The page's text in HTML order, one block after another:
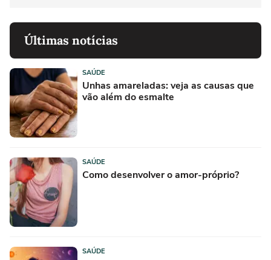
Últimas notícias
SAÚDE
Unhas amareladas: veja as causas que
vão além do esmalte
SAÚDE
Como desenvolver o amor-próprio?
SAÚDE